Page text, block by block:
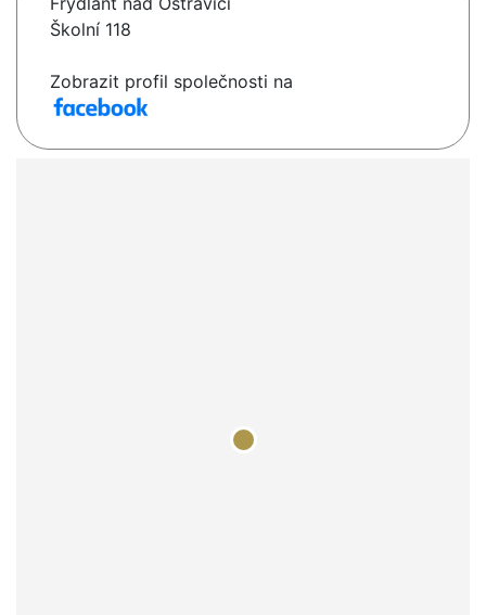
Školní 118
Zobrazit profil společnosti na